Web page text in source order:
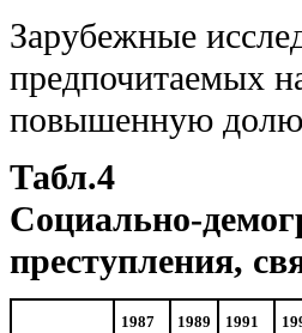
Зарубежные
предпочитаемых
повышенную долю
Табл.4
Социально-
преступления,
1987 1989 1991